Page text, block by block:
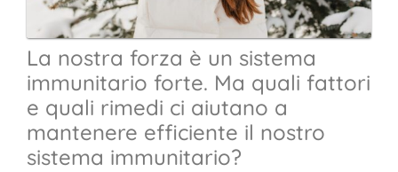
La nostra forza è un sistema
immunitario forte. Ma quali fattori
e quali rimedi ci aiutano a
mantenere efficiente il nostro
sistema immunitario?